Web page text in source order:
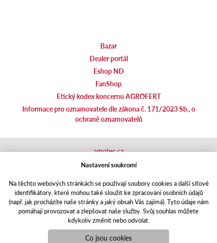
Bazar
Dealer portál
Eshop ND
FanShop
Etický kodex koncernu AGROFERT
Informace pro oznamovatele dle zákona č. 171/2023 Sb., o
ochraně oznamovatelů
Responzivní webPuxdesign | agrics.cz © 2021
agrotec.cz
agrics.sk
shop.agrics.cz
traktorbazar.cz
eshop.agrics.cz/cs
a-finance.cz
Nastavení soukromí
Na těchto webových stránkách se používají soubory cookies a další síťové
identifikátory, které mohou také sloužit ke zpracování osobních údajů
(např. jak procházíte naše stránky a jaký obsah Vás zajímá). Tyto údaje nám
pomáhají provozovat a zlepšovat naše služby. Svůj souhlas můžete
kdykoliv změnit nebo odvolat.
Co jsou cookies